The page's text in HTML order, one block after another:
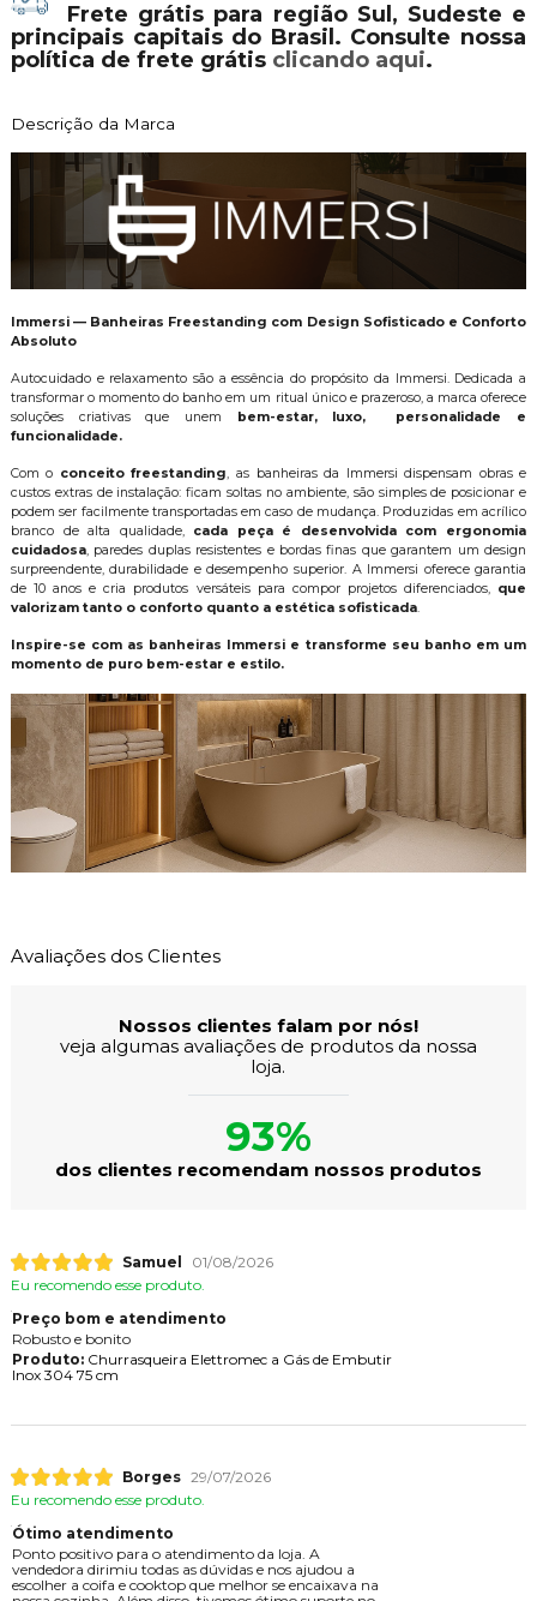
Frete grátis para região Sul, Sudeste e
principais capitais do Brasil. Consulte nossa
política de frete grátis clicando aqui.
Descrição da Marca
Immersi — Banheiras Freestanding com Design Sofisticado e Conforto
Absoluto
Autocuidado e relaxamento são a essência do propósito da Immersi. Dedicada a
transformar o momento do banho em um ritual único e prazeroso, a marca oferece
soluções criativas que unem
bem-estar, luxo, personalidade e
funcionalidade.
Com o conceito freestanding, as banheiras da Immersi dispensam obras e
custos extras de instalação: ficam soltas no ambiente, são simples de posicionar e
podem ser facilmente transportadas em caso de mudança. Produzidas em acrílico
branco de alta qualidade, cada peça é desenvolvida com ergonomia
cuidadosa, paredes duplas resistentes e bordas finas que garantem um design
surpreendente, durabilidade e desempenho superior. A Immersi oferece garantia
de 10 anos e cria produtos versáteis para compor projetos diferenciados, que
valorizam tanto o conforto quanto a estética sofisticada.
Inspire-se com as banheiras Immersi e transforme seu banho em um
momento de puro bem-estar e estilo.
Avaliações dos Clientes
Nossos clientes falam por nós!
veja algumas avaliações de produtos da nossa
loja.
93%
dos clientes recomendam nossos produtos
Samuel
01/08/2026
Eu recomendo esse produto.
Preço bom e atendimento
Robusto e bonito
Produto:Churrasqueira Elettromec a Gás de Embutir
Inox 304 75 cm
Borges 29/07/2026
Eu recomendo esse produto.
Ótimo atendimento
Ponto positivo para o atendimento da loja. A
vendedora dirimiu todas as dúvidas e nos ajudou a
escolher a coifa e cooktop que melhor se encaixava na